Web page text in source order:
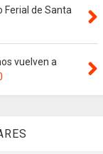
Ferial de Santa
vuelven a